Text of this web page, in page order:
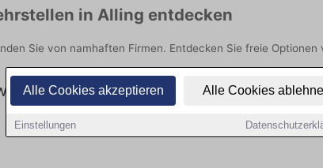
Alle Cookies akzeptieren Alle Cookies
Einstellungen
in Alling entdecken
Sie von namhaften Firmen. Entdecken Sie freie
Aktuell gibt es keine